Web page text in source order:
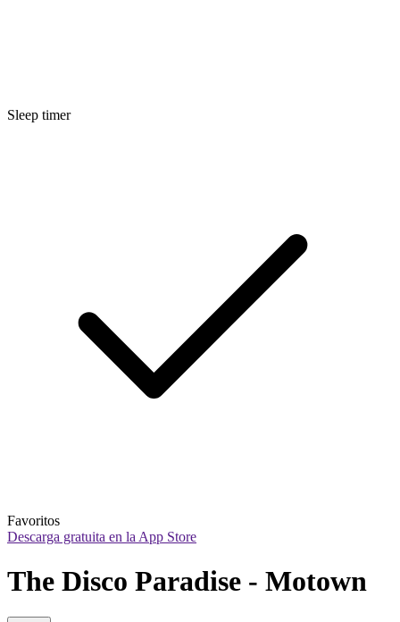
Sleep timer
Favoritos
Descarga gratuita en la App Store
The Disco Paradise - Motown